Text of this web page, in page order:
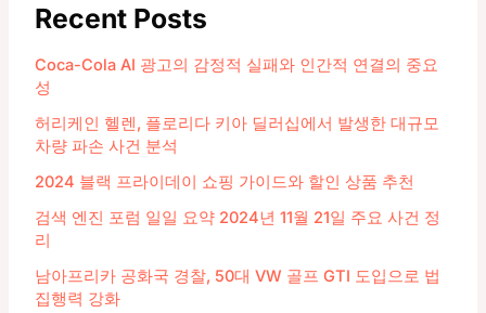
Recent Posts
Coca-Cola AI 광고의 감정적 실패와 인간적 연결의 중요
성
허리케인 헬렌, 플로리다 키아 딜러십에서 발생한 대규모
차량 파손 사건 분석
2024 블랙 프라이데이 쇼핑 가이드와 할인 상품 추천
검색 엔진 포럼 일일 요약 2024년 11월 21일 주요 사건 정
리
남아프리카 공화국 경찰, 50대 VW 골프 GTI 도입으로 법
집행력 강화